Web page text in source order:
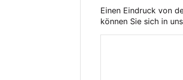
Einen Eindruck von
können Sie sich in